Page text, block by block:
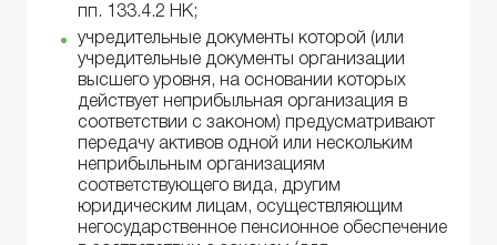
пп. 133.4.2 НК;
учредительные документы которой (или
учредительные документы организации
высшего уровня, на основании которых
действует неприбыльная организация в
соответствии с законом) предусматривают
передачу активов одной или нескольким
неприбыльным организациям
соответствующего вида, другим
юридическим лицам, осуществляющим
негосударственное пенсионное обеспечение